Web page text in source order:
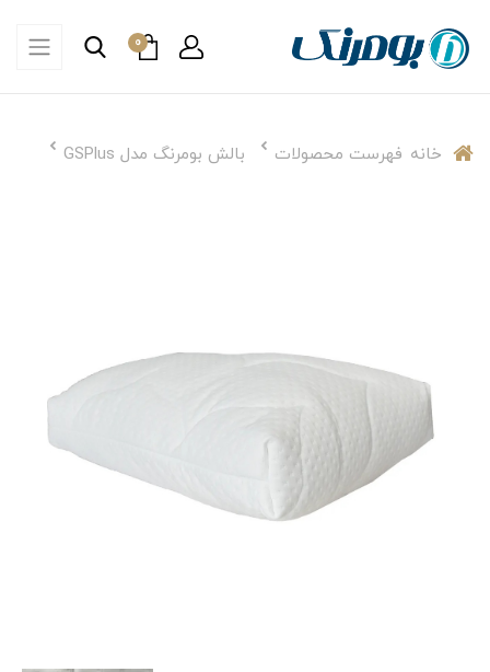
0
خانه فهرست محصولات بالش بومرنگ مدل GSPlus